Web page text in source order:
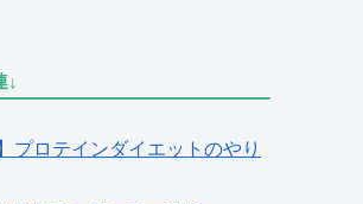
↓
プロテインダイエットのやり